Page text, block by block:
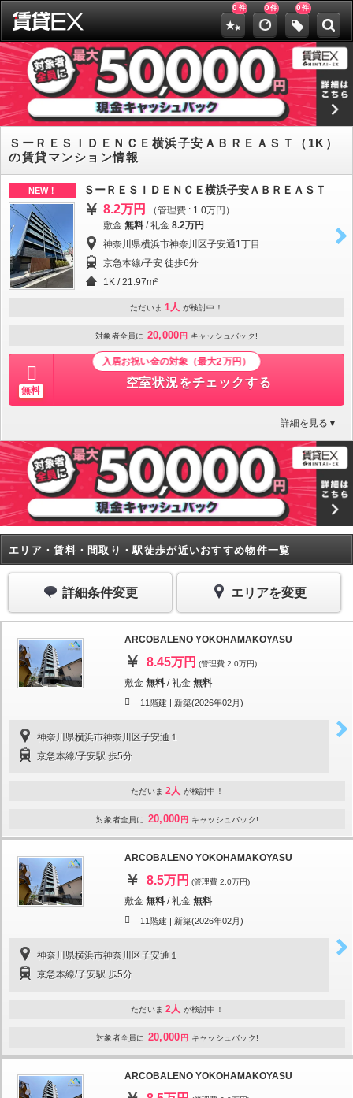
0 件 0件 0件
ＳーＲＥＳＩＤＥＮＣＥ横浜子安ＡＢＲＥＡＳＴ（1K）
の賃貸マンション情報
NEW！ ＳーＲＥＳＩＤＥＮＣＥ横浜子安ＡＢＲＥＡＳＴ
8.2万円
（管理費 : 1.0万円）
敷金 無料 /礼金 8.2万円
神奈川県横浜市神奈川区子安通1丁目
京急本線/子安 徒歩6分
1K / 21.97m²
ただいま 1人 が検討中！
対象者全員に 20,000 円 キャッシュバック!
無料
入居お祝い金の対象（最大2万円）
空室状況をチェックする
詳細を見る▼
エリア・賃料・間取り・駅徒歩が近いおすすめ物件一覧
詳細条件変更 エリアを変更
ARCOBALENO YOKOHAMAKOYASU
8.45万円 (管理費 2.0万円)
敷金 無料 /礼金 無料
11階建 | 新築(2026年02月)
神奈川県横浜市神奈川区子安通１
京急本線/子安駅 歩5分
ただいま 2人 が検討中！
対象者全員に 20,000 円 キャッシュバック!
ARCOBALENO YOKOHAMAKOYASU
8.5万円 (管理費 2.0万円)
敷金 無料 /礼金 無料
11階建 | 新築(2026年02月)
神奈川県横浜市神奈川区子安通１
京急本線/子安駅 歩5分
ただいま 2人 が検討中！
対象者全員に 20,000 円 キャッシュバック!
ARCOBALENO YOKOHAMAKOYASU